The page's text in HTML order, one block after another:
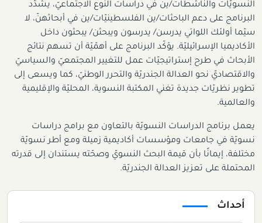
النسويّات والناشطات/ين في دراسات النوع الاجتماعيّ، يشدّد
البرنامج على دعم الباحثات/ين الفلسطينيّات/ين في أبحاثهنّ، لا
سيّما أولئك اللواتي يدرسن/ يدرسون ويبحثن/يبحثون داخل
الأكاديميا الإسرائيليّة. يؤكّد البرنامج على أهمّيّة أن تسهم نتائج
الأبحاث في طرح إستراتيجيّات عمل للتغيير المجتمعيّ والسياسيّ
والاقتصاديّ نحو العدالة الجندريّة والتحرر الوطنيّ، كما ويسعى إلى
تطوير نظريّات جديدة تغني المكتبة النسوية، المحليّة والإقليمية
والعالمية.
يعمل برنامج الدراسات النسويّة بالتعاون مع برامج دراسات
نسويّة في جامعات ومؤسسات أكاديمية زميلة ومع أطر نسويّة
مختلفة، إيمانًا بأن قيمة البحث النسويّ وصحّته يستندان إلى قدرته
المحتملة على تعزيز العدالة الجندريّة.
أحداث